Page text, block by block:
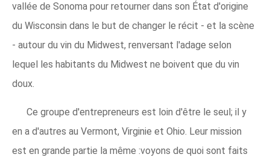
vallée de Sonoma pour retourner dans son État d'origine
du Wisconsin dans le but de changer le récit - et la scène
- autour du vin du Midwest, renversant l'adage selon
lequel les habitants du Midwest ne boivent que du vin
doux.
Ce groupe d'entrepreneurs est loin d'être le seul; il y
en a d'autres au Vermont, Virginie et Ohio. Leur mission
est en grande partie la même :voyons de quoi sont faits